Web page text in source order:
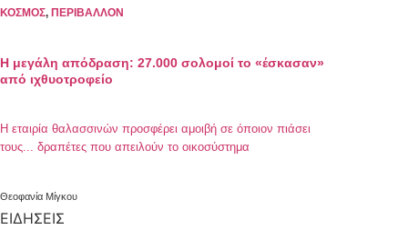
ΚΟΣΜΟΣ, ΠΕΡΙΒΑΛΛΟΝ
Η μεγάλη απόδραση: 27.000 σολομοί το «έσκασαν»
από ιχθυοτροφείο
Η εταιρία θαλασσινών προσφέρει αμοιβή σε όποιον πιάσει
τους... δραπέτες που απειλούν το οικοσύστημα
Θεοφανία Μίγκου
ΕΙΔΗΣΕΙΣ